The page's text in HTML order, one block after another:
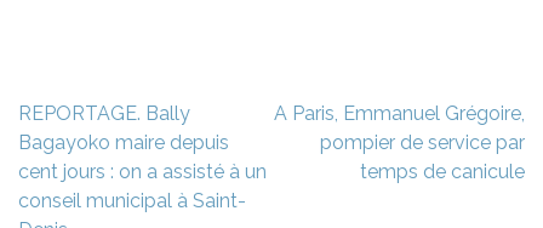
Navigation
de
l’article
REPORTAGE. Bally
Bagayoko maire depuis
cent jours : on a assisté à un
conseil municipal à Saint-
A Paris, Emmanuel Grégoire,
pompier de service par
temps de canicule